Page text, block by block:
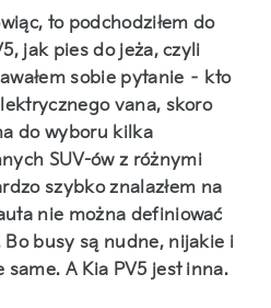
to podchodziłem do
jak pies do jeża, czyli
sobie pytanie – kto
vana, skoro
do wyboru kilka
SUV-ów z różnymi
szybko znalazłem na
nie można definiować
Bo busy są nudne, nijakie i
A Kia PV5 jest inna.